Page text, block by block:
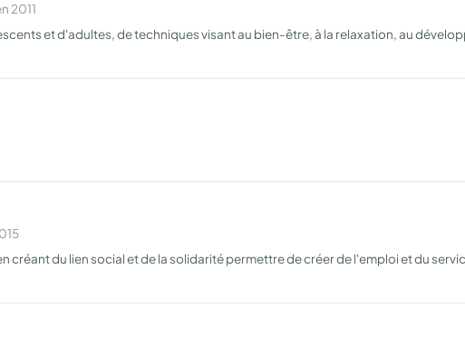
2011
et d'adultes, de techniques visant au bien-être, à la relaxation, au
du lien social et de la solidarité permettre de créer de l'emploi et du